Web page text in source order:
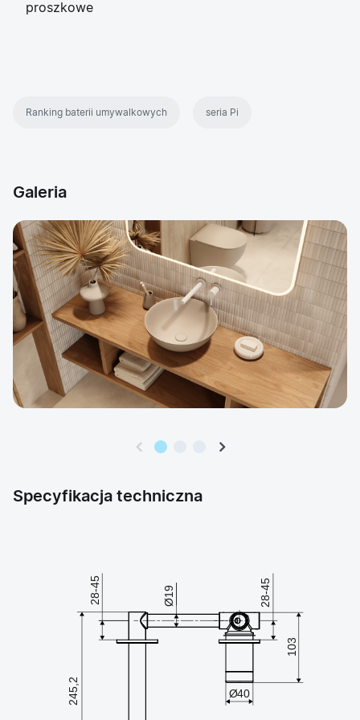
proszkowe
Ranking baterii umywalkowych seria Pi
Galeria
Specyfikacja techniczna